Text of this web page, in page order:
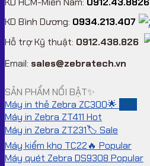
KD Bình Dương: 0934.213.407
Hỗ trợ Kỹ thuật: 0912.438.826
Email: sales@zebratech.vn
SẢN PHẨM NỔI BẬT✨
Máy in thẻ Zebra ZC300🌟
Máy in Zebra ZT411
Máy in Zebra ZT231🏷️
Máy kiểm kho TC22🔥
Máy quét Zebra DS9308